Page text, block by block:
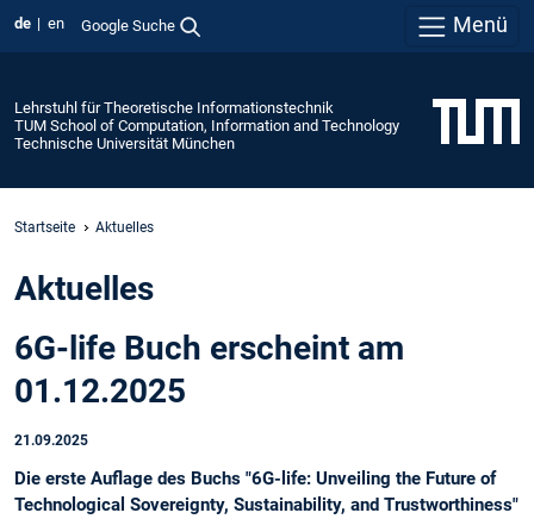
de en Google Suche Menü
Lehrstuhl für Theoretische Informationstechnik
TUM School of Computation, Information and Technology
Technische Universität München
Startseite Aktuelles
Aktuelles
6G-life Buch erscheint am
01.12.2025
21.09.2025
Die erste Auflage des Buchs "6G-life: Unveiling the Future of
Technological Sovereignty, Sustainability, and Trustworthiness"